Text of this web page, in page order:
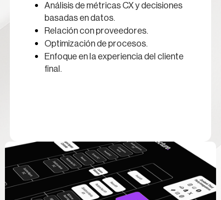
Análisis de métricas CX y decisiones
basadas en datos.
Relación con proveedores.
Optimización de procesos.
Enfoque en la experiencia del cliente
final.